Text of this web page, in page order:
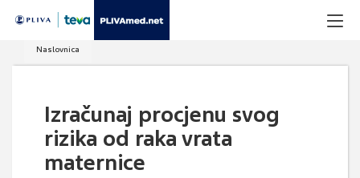
Naslovnica
Izračunaj procjenu svog
rizika od raka vrata
maternice